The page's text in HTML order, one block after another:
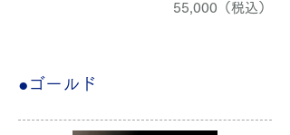
55,000（税込）
●ゴールド